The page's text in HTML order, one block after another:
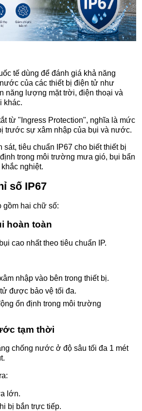
tế dùng để đánh giá khả năng
của các thiết bị điện tử như
năng lượng mặt trời, điện thoại và
khác.
từ "Ingress Protection", nghĩa là mức
trước sự xâm nhập của bụi và nước.
tiêu chuẩn IP67 cho biết thiết bị
trong môi trường mưa gió, bụi bẩn
nghiệt.
số IP67
gồm hai chữ số:
hoàn toàn
cao nhất theo tiêu chuẩn IP.
nhập vào bên trong thiết bị.
được bảo vệ tối đa.
ổn định trong môi trường
tạm thời
chống nước ở độ sâu tối đa 1 mét
lớn.
bị bắn trực tiếp.